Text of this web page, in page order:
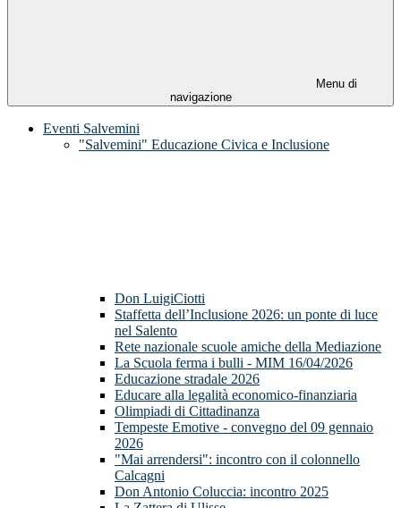
Menu di
navigazione
Eventi Salvemini
"Salvemini" Educazione Civica e Inclusione
Don LuigiCiotti
Staffetta dell’Inclusione 2026: un ponte di luce
nel Salento
Rete nazionale scuole amiche della Mediazione
La Scuola ferma i bulli - MIM 16/04/2026
Educazione stradale 2026
Educare alla legalità economico-finanziaria
Olimpiadi di Cittadinanza
Tempeste Emotive - convegno del 09 gennaio
2026
"Mai arrendersi": incontro con il colonnello
Calcagni
Don Antonio Coluccia: incontro 2025